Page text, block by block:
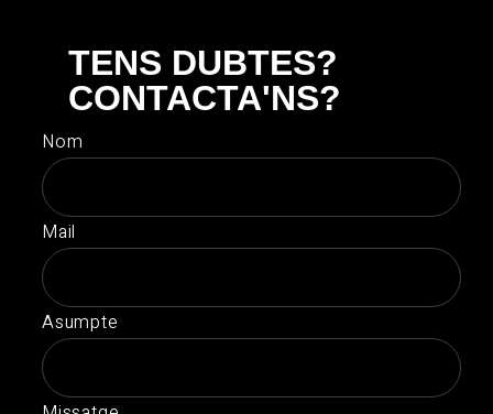
TENS DUBTES?
CONTACTA'NS?
Nom
Mail
Asumpte